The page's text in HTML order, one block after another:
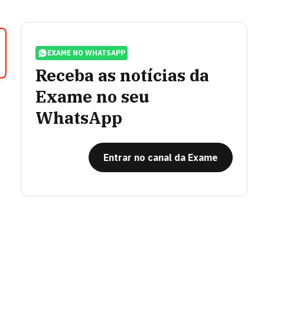
EXAME NO WHATSAPP
Receba as notícias da
Exame no seu
WhatsApp
Entrar no canal da Exame